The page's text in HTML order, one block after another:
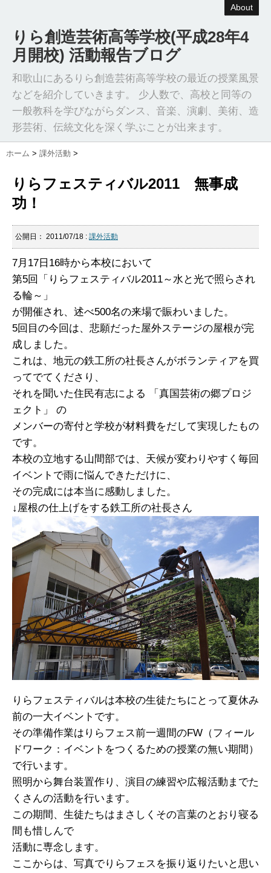
About
りら創造芸術高等学校(平成28年4
月開校) 活動報告ブログ
和歌山にあるりら創造芸術高等学校の最近の授業風景
などを紹介していきます。 少人数で、高校と同等の
一般教科を学びながらダンス、音楽、演劇、美術、造
形芸術、伝統文化を深く学ぶことが出来ます。
ホーム > 課外活動 >
りらフェスティバル2011 無事成
功！
公開日： 2011/07/18 : 課外活動
7月17日16時から本校において
第5回「りらフェスティバル2011～水と光で照らされ
る輪～」
が開催され、述べ500名の来場で賑わいました。
5回目の今回は、悲願だった屋外ステージの屋根が完
成しました。
これは、地元の鉄工所の社長さんがボランティアを買
ってでてくださり、
それを聞いた住民有志による 「真国芸術の郷プロジ
ェクト」 の
メンバーの寄付と学校が材料費をだして実現したもの
です。
本校の立地する山間部では、天候が変わりやすく毎回
イベントで雨に悩んできただけに、
その完成には本当に感動しました。
↓屋根の仕上げをする鉄工所の社長さん
りらフェスティバルは本校の生徒たちにとって夏休み
前の一大イベントです。
その準備作業はりらフェス前一週間のFW（フィール
ドワーク：イベントをつくるための授業の無い期間）
で行います。
照明から舞台装置作り、演目の練習や広報活動までた
くさんの活動を行います。
この期間、生徒たちはまさしくその言葉のとおり寝る
間も惜しんで
活動に専念します。
ここからは、写真でりらフェスを振り返りたいと思い